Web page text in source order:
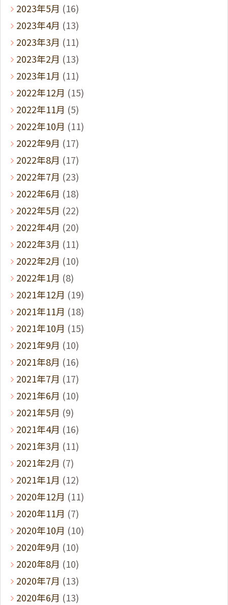
2023年5月 (16)
2023年4月 (13)
2023年3月 (11)
2023年2月 (13)
2023年1月 (11)
2022年12月 (15)
2022年11月 (5)
2022年10月 (11)
2022年9月 (17)
2022年8月 (17)
2022年7月 (23)
2022年6月 (18)
2022年5月 (22)
2022年4月 (20)
2022年3月 (11)
2022年2月 (10)
2022年1月 (8)
2021年12月 (19)
2021年11月 (18)
2021年10月 (15)
2021年9月 (10)
2021年8月 (16)
2021年7月 (17)
2021年6月 (10)
2021年5月 (9)
2021年4月 (16)
2021年3月 (11)
2021年2月 (7)
2021年1月 (12)
2020年12月 (11)
2020年11月 (7)
2020年10月 (10)
2020年9月 (10)
2020年8月 (10)
2020年7月 (13)
2020年6月 (13)